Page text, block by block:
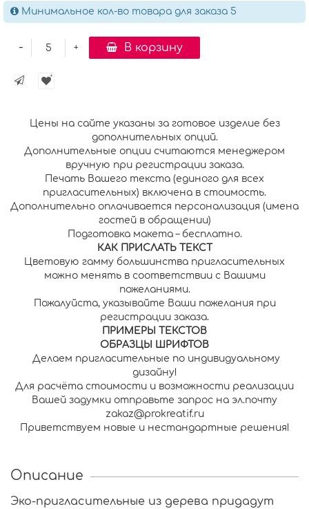
Минимальное кол-во товара для заказа 5
+
- В корзину
Цены на сайте указаны за готовое изделие без
дополнительных опций.
Дополнительные опции считаются менеджером
вручную при регистрации заказа.
Печать Вашего текста (единого для всех
пригласительных) включена в стоимость.
Дополнительно оплачивается персонализация (имена
гостей в обращении)
Подготовка макета – бесплатно.
КАК ПРИСЛАТЬ ТЕКСТ
Цветовую гамму большинства пригласительных
можно менять в соответствии с Вашими
пожеланиями.
Пожалуйста, указывайте Ваши пожелания при
регистрации заказа.
ПРИМЕРЫ ТЕКСТОВ
ОБРАЗЦЫ ШРИФТОВ
Делаем пригласительные по индивидуальному
дизайну!
Для расчёта стоимости и возможности реализации
Вашей задумки отправьте запрос на эл.почту
zakaz@prokreatif.ru
Приветствуем новые и нестандартные решения!
Описание
Эко-пригласительные из дерева придадут